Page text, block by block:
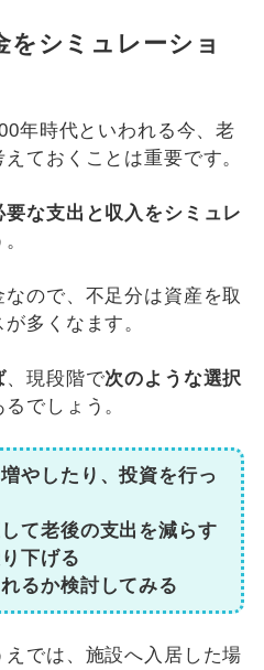
をシミュレーショ
年時代といわれる今、老
ておくことは重要です。
な支出と収入をシミュレ
ので、不足分は資産を取
多くなます。
、現段階で次のような選択
でしょう。
やしたり、投資を行っ
て老後の支出を減らす
下げる
るか検討してみる
では、施設へ入居した場